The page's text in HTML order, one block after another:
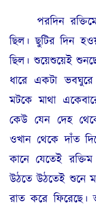
পরদিন
ছিল। ছুটির দিন
ছিল। শুয়েশুয়েই
ধারে একটা
মটকে মাথা
কেউ যেন দেহ
ওখান থেকে দাঁত
কানে যেতেই
উঠতে উঠতেই শুনে
রাত করে ফিরেছে।